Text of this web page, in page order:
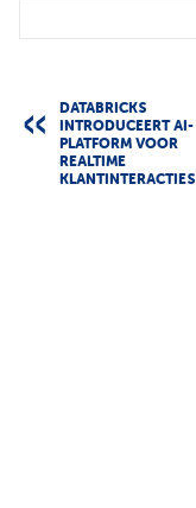
DATABRICKS
INTRODUCEERT AI-
PLATFORM VOOR
REALTIME
KLANTINTERACTIES